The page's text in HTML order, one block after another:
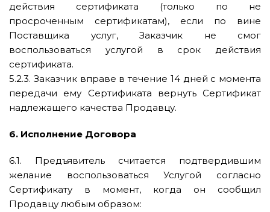
действия сертификата (только по не
просроченным сертификатам), если по вине
Поставщика услуг, Заказчик не смог
воспользоваться услугой в срок действия
сертификата.
5.2.3. Заказчик вправе в течение 14 дней с момента
передачи ему Сертификата вернуть Сертификат
надлежащего качества Продавцу.
6. Исполнение Договора
6.1. Предъявитель считается подтвердившим
желание воспользоваться Услугой согласно
Сертификату в момент, когда он сообщил
Продавцу любым образом: